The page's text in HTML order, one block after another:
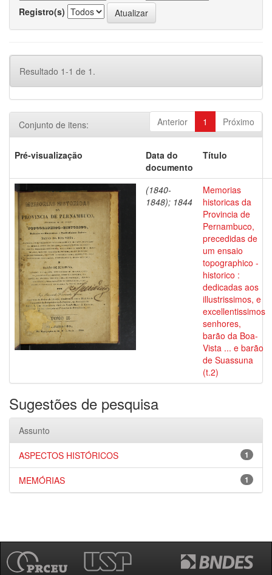
Registro(s)
Resultado 1-1 de 1.
Anterior 1 Próximo
Conjunto de itens:
Pré-visualização
Data do
documento
Título
(1840-
1848); 1844
Memorias
historicas da
Provincia de
Pernambuco,
precedidas de
um ensaio
topographico -
historico :
dedicadas aos
illustrissimos, e
excellentissimos
senhores,
barão da Boa-
Vista ... e barão
de Suassuna
(t.2)
Sugestões de pesquisa
Assunto
1
ASPECTOS HISTÓRICOS
1
MEMÓRIAS